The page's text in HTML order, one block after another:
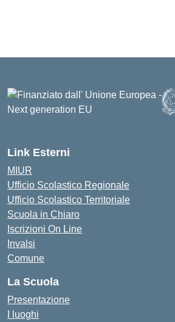
Link Esterni
MIUR
Ufficio Scolastico Regionale
Ufficio Scolastico Territoriale
Scuola in Chiaro
Iscrizioni On Line
Invalsi
Comune
La Scuola
Presentazione
I luoghi